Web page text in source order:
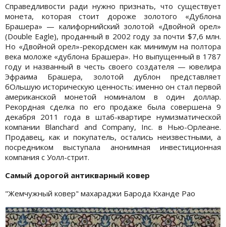
Справедливости ради нужно признать, что существует
монета, которая стоит дороже золотого «Дублона
Брашера» — калифорнийский золотой «Двойной орел»
(Double Eagle), проданный в 2002 году за почти $7,6 млн.
Но «Двойной орел»-рекордсмен как минимум на полтора
века моложе «дублона Брашера». Но выпущенный в 1787
году и названный в честь своего создателя — ювелира
Эфраима Брашера, золотой дублон представляет
бОльшую историческую ценность: именно он стал первой
американской монетой номиналом в один доллар.
Рекордная сделка по его продаже была совершена 9
декабря 2011 года в штаб-квартире нумизматической
компании Blanchard and Company, Inc. в Нью-Орлеане.
Продавец, как и покупатель, остались неизвестными, а
посредником выступала анонимная инвестиционная
компания с Уолл-стрит.
Самый дорогой антикварный ковер
"Жемчужный ковер" махараджи Барода Кханде Рао